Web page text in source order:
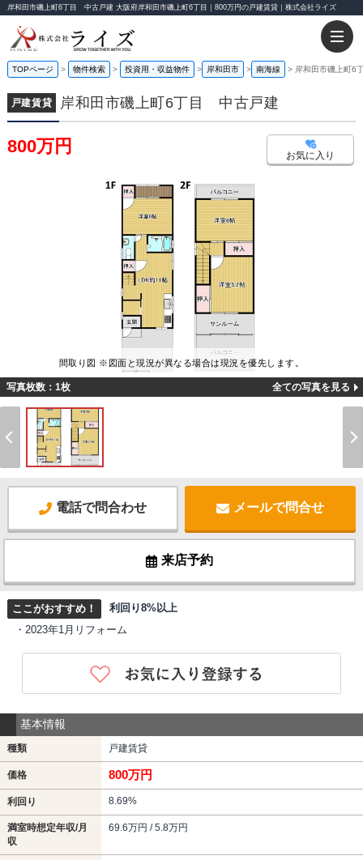
岸和田市磯上町6丁目 中古戸建 大阪府岸和田市磯上町6丁目｜800万円の戸建賃貸｜株式会社ライズ
TOPページ 物件検索 投資用・収益物件 岸和田市 南海線 岸和田市磯上町6
戸建賃貸 岸和田市磯上町6丁目 中古戸建
800万円 お気に入り
間取り図 ※図面と現況が異なる場合は現況を優先します。
写真枚数：1枚 全ての写真を見る
電話で問合わせ メールで問合せ
来店予約
ここがおすすめ！
利回り8%以上
・2023年1月リフォーム
基本情報
種類 戸建賃貸
価格 800万円
利回り 8.69%
満室時想定年収/月
収
69.6万円 / 5.8万円